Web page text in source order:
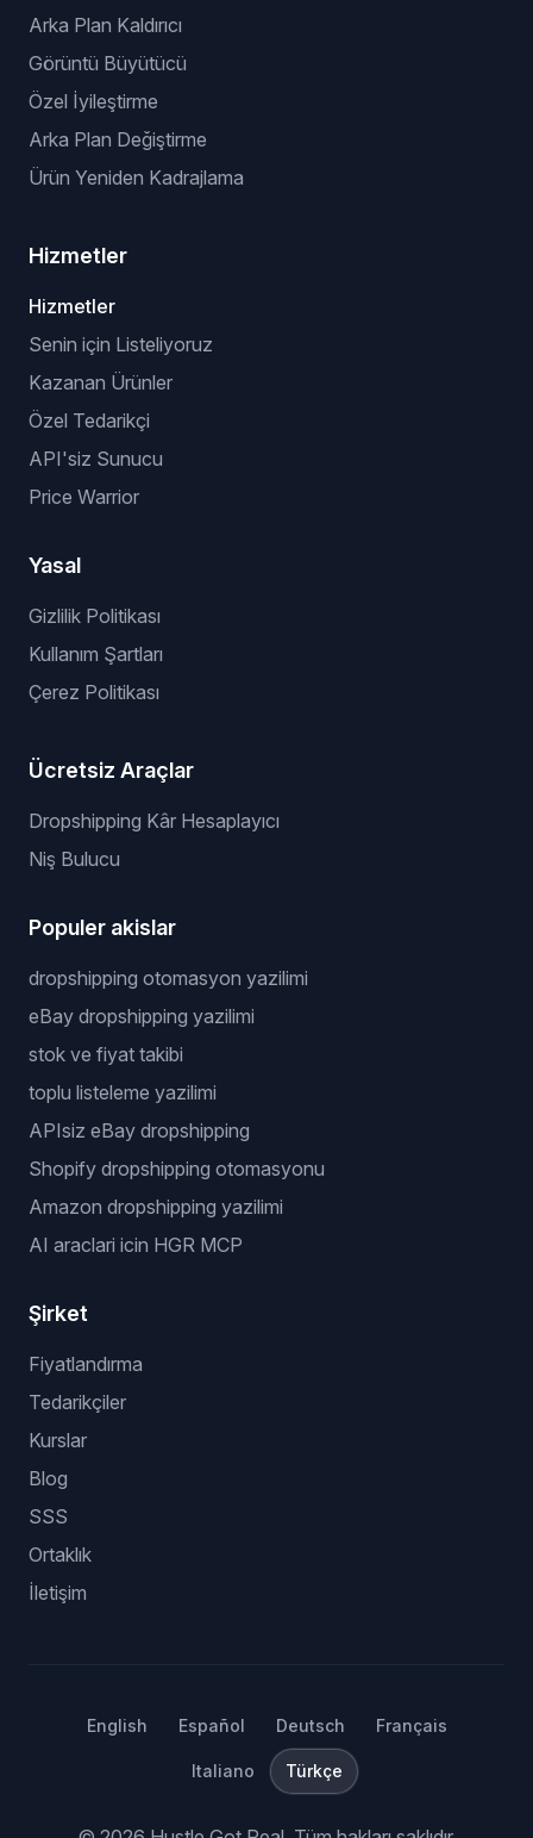
Arka Plan Kaldırıcı
Görüntü Büyütücü
Özel İyileştirme
Arka Plan Değiştirme
Ürün Yeniden Kadrajlama
Hizmetler
Hizmetler
Senin için Listeliyoruz
Kazanan Ürünler
Özel Tedarikçi
API'siz Sunucu
Price Warrior
Yasal
Gizlilik Politikası
Kullanım Şartları
Çerez Politikası
Ücretsiz Araçlar
Dropshipping Kâr Hesaplayıcı
Niş Bulucu
Populer akislar
dropshipping otomasyon yazilimi
eBay dropshipping yazilimi
stok ve fiyat takibi
toplu listeleme yazilimi
APIsiz eBay dropshipping
Shopify dropshipping otomasyonu
Amazon dropshipping yazilimi
AI araclari icin HGR MCP
Şirket
Fiyatlandırma
Tedarikçiler
Kurslar
Blog
SSS
Ortaklık
İletişim
English Español Deutsch Français
Italiano Türkçe